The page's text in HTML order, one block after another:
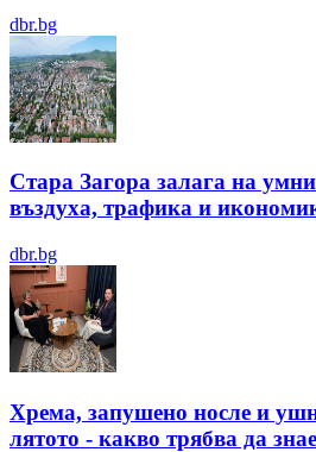
dbr.bg
Стара Загора залага на
въздуха, трафика и
dbr.bg
Хрема, запушено носле и
лятотo - какво трябва да